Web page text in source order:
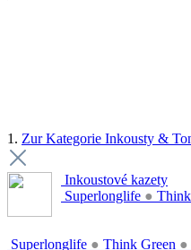
1. Zur Kategorie Inkousty &
Inkoustové kazety
Superlonglife ●
Superlonglife ● Think Green ●